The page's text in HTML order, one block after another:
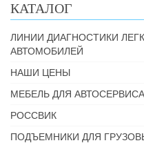
КАТАЛОГ
ЛИНИИ ДИАГНОСТИКИ
АВТОМОБИЛЕЙ
НАШИ ЦЕНЫ
МЕБЕЛЬ ДЛЯ АВТОСЕРВИСА
РОССВИК
ПОДЪЕМНИКИ ДЛЯ